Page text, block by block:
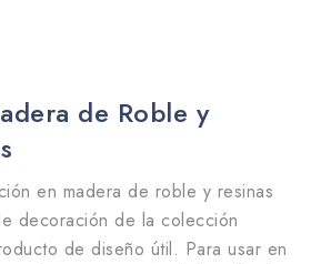
de Roble y
en madera de roble y resinas
decoración de la colección
de diseño útil. Para usar en